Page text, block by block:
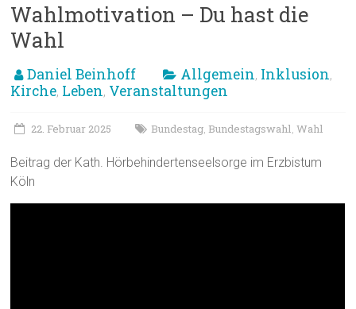
Wahlmotivation – Du hast die
Wahl
Daniel Beinhoff Allgemein, Inklusion,
Kirche, Leben, Veranstaltungen
22. Februar 2025 Bundestag, Bundestagswahl,Wahl
Beitrag der Kath. Hörbehindertenseelsorge im Erzbistum
Köln